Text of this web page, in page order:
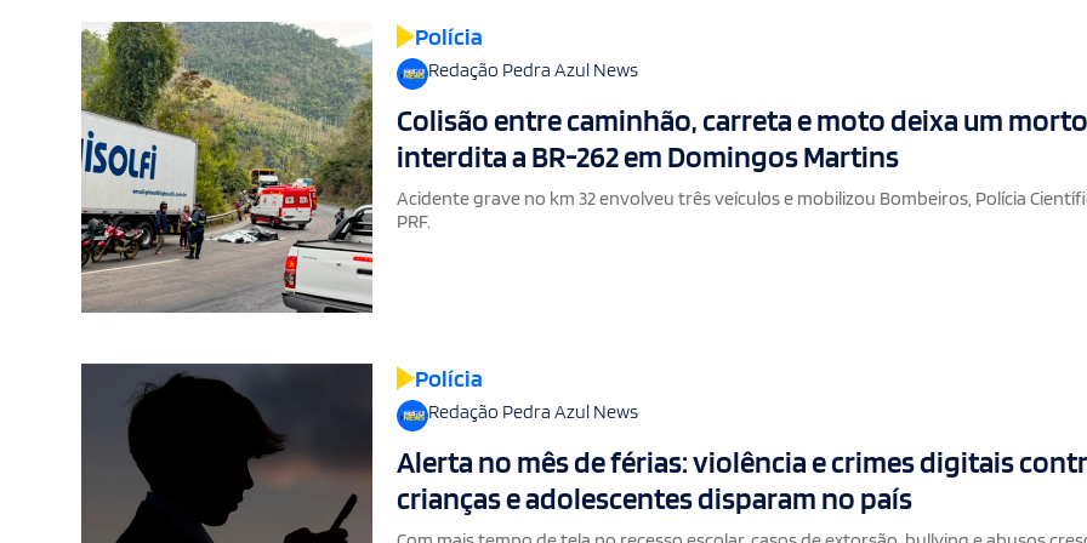
Polícia
Redação Pedra Azul News
Colisão entre caminhão, carreta e moto deixa um
interdita a BR-262 em Domingos Martins
Acidente grave no km 32 envolveu três veículos e mobilizou Bombeiros, Polícia
PRF.
Polícia
Redação Pedra Azul News
Alerta no mês de férias: violência e crimes digitais
crianças e adolescentes disparam no país